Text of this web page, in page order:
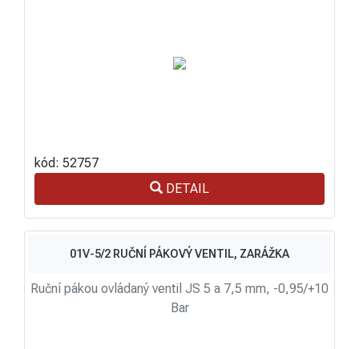
kód: 52757
DETAIL
01V-5/2 RUČNÍ PÁKOVÝ VENTIL, ZARÁŽKA
Ruční pákou ovládaný ventil JS 5 a 7,5 mm, -0,95/+10
Bar